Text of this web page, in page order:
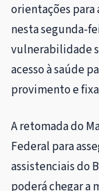
orientações
nesta segunda-
vulnerabilidade
acesso à saúde
provimento e
A retomada do
Federal para
assistenciais do
poderá chegar a